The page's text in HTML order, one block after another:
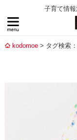
子育て情
kodomoe タグ検索